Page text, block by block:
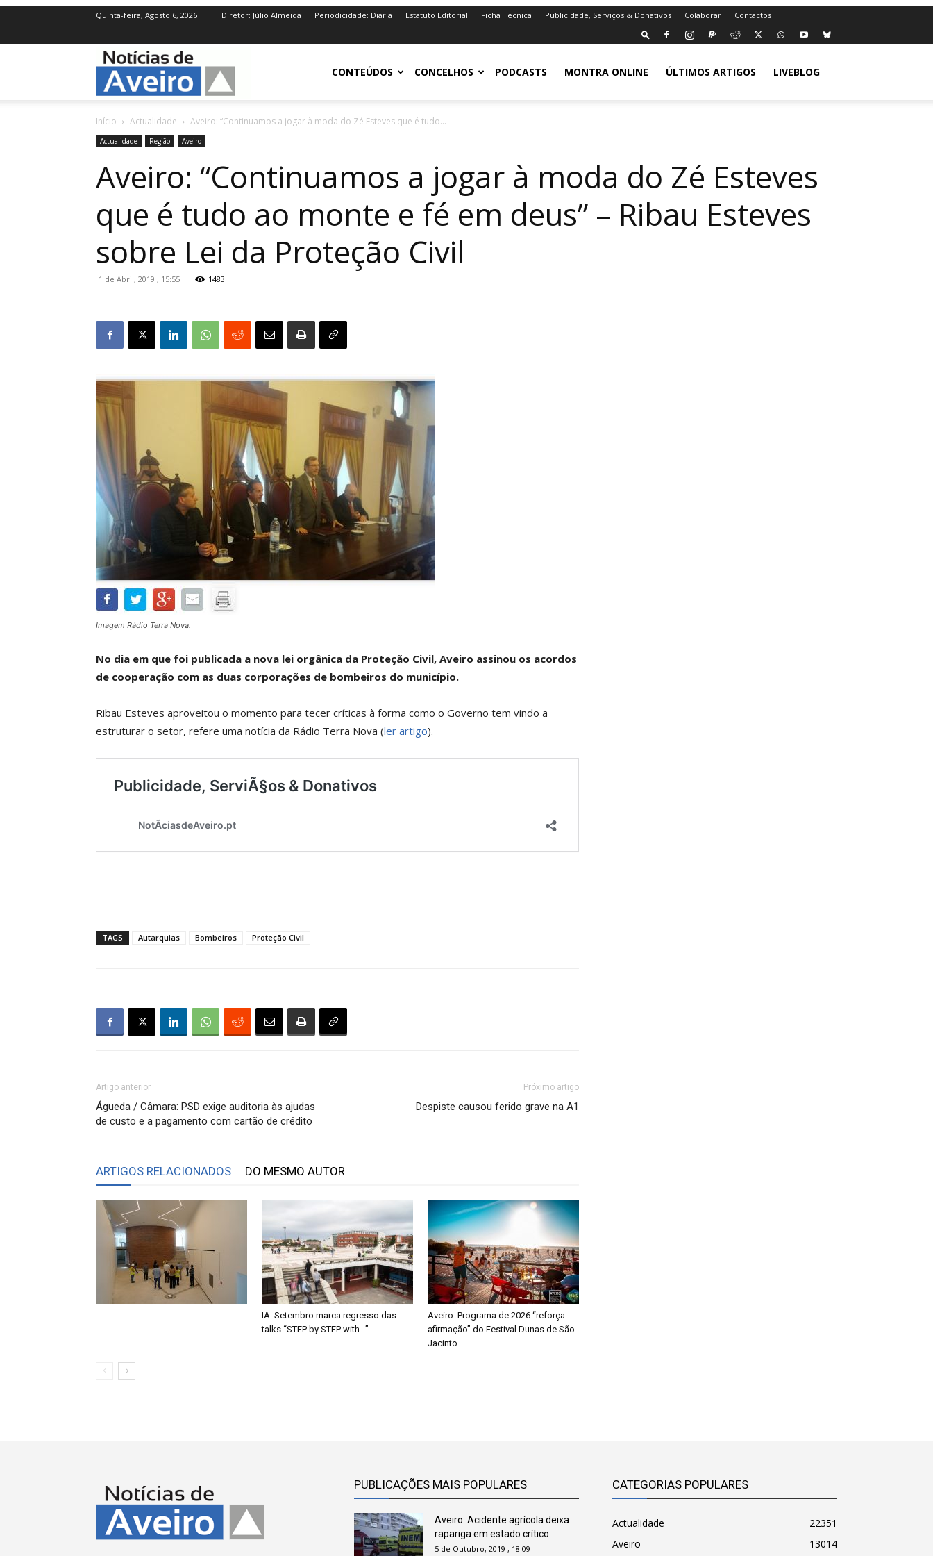
Quinta-feira, Agosto 6, 2026 Diretor: Júlio Almeida Periodicidade: Diária Estatuto Editorial Ficha Técnica Publicidade, Serviços & Donativos Colaborar Contactos
NotíciasdeAveiro.ptCONTEÚDOS CONCELHOS PODCASTS MONTRA ONLINE ÚLTIMOS ARTIGOS LIVEBLOG
Início Actualidade Aveiro: “Continuamos a jogar à moda do Zé Esteves que é tudo...
Actualidade Região Aveiro
Aveiro: “Continuamos a jogar à moda do Zé Esteves
que é tudo ao monte e fé em deus” – Ribau Esteves
sobre Lei da Proteção Civil
1 de Abril, 2019 , 15:55 1483
Imagem Rádio Terra Nova.
No dia em que foi publicada a nova lei orgânica da Proteção Civil, Aveiro assinou os acordos
de cooperação com as duas corporações de bombeiros do município.
Ribau Esteves aproveitou o momento para tecer críticas à forma como o Governo tem vindo a
estruturar o setor, refere uma notícia da Rádio Terra Nova (ler artigo).
TAGS Autarquias Bombeiros Proteção Civil
Artigo anterior
Águeda / Câmara: PSD exige auditoria às ajudas
de custo e a pagamento com cartão de crédito
Próximo artigo
Despiste causou ferido grave na A1
ARTIGOS RELACIONADOS DO MESMO AUTOR
IA: Setembro marca regresso das
talks “STEP by STEP with…”
Aveiro: Programa de 2026 “reforça
afirmação” do Festival Dunas de São
Jacinto
PUBLICAÇÕES MAIS POPULARES
Aveiro: Acidente agrícola deixa
rapariga em estado crítico
5 de Outubro, 2019 , 18:09
CATEGORIAS POPULARES
Actualidade
22351
Aveiro
13014